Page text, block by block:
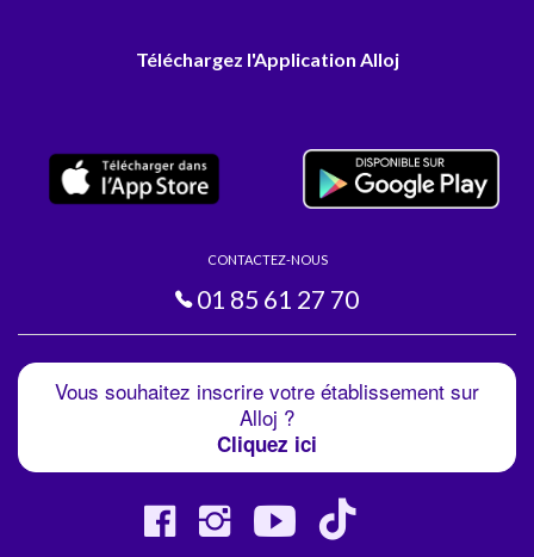
Téléchargez l'Application Alloj
CONTACTEZ-NOUS
01 85 61 27 70
Vous souhaitez inscrire votre établissement sur
Alloj ?
Cliquez ici